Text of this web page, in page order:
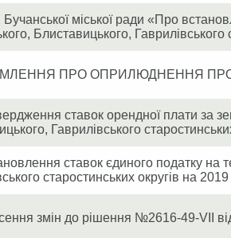
міської ради «Про
Блиставицького, Гаврилівського
ПРО ОПРИЛЮДНЕННЯ
ставок орендної плати за
Гаврилівського
ставок єдиного податку на
старостинських округів на 2019
змін до рішення №2616-49-VII